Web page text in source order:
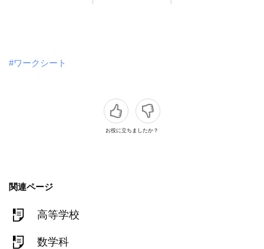
#ワークシート
お役に立ちましたか？
関連ページ
高等学校
数学科